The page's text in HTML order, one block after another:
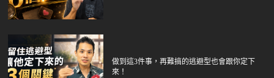
做到這3件事，再難搞的逃避型也會跟你定下
來！